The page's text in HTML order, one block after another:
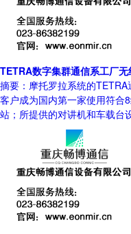
TETRA数字集群通信系工厂
摘要：摩托罗拉系统的
客户成为国内第一家使用符合
站；所提供的对讲机和车载台